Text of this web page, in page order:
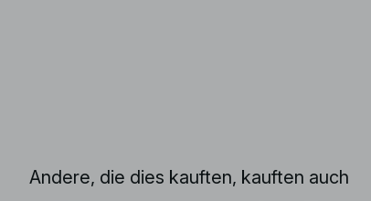
Andere, die dies kauften, kauften auch